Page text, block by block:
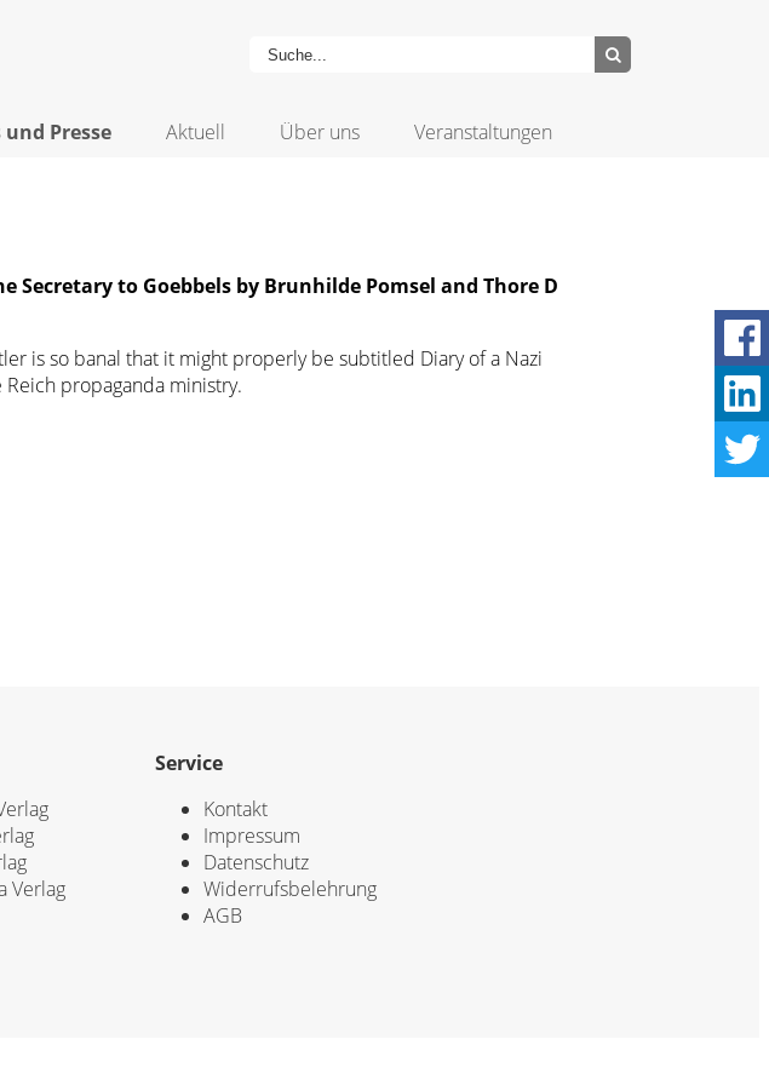
und Presse Aktuell Über uns Veranstaltungen
Secretary to Goebbels by Brunhilde Pomsel and Thore D
is so banal that it might properly be subtitled Diary of a Nazi
propaganda ministry.
Verlag
Service
Kontakt
Impressum
Datenschutz
Widerrufsbelehrung
AGB